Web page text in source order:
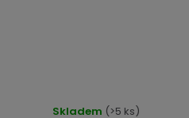
Skladem (>5 ks)